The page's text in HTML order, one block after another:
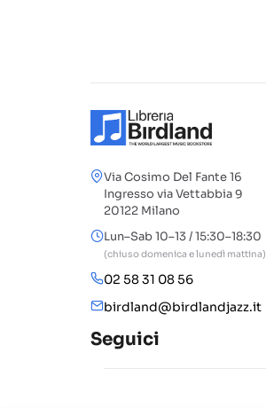
Via Cosimo Del Fante 16
Ingresso via Vettabbia 9
20122 Milano
Lun–Sab 10–13 / 15:30–18:30
(chiuso domenica e lunedì mattina)
02 58 31 08 56
birdland@birdlandjazz.it
Seguici